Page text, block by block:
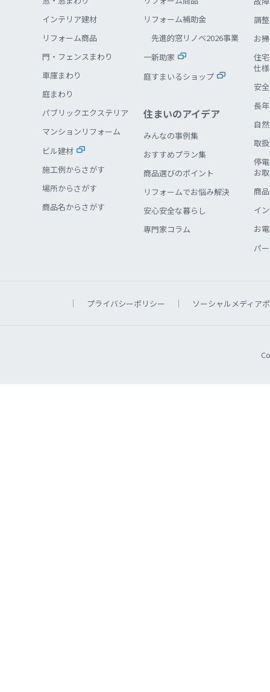
インテリア建材
リフォーム商品
門・フェンスまわり
車庫まわり
庭まわり
パブリックエクステリア
マンションリフォーム
ビル建材
施工例からさがす
場所からさがす
商品名からさがす
リフォーム補助金
先進的窓リノベ2026事業
一新助家
庭すまいるショップ
住まいのアイデア
みんなの事例集
おすすめプラン集
商品選びのポイント
リフォームでお悩み解決
安心安全な暮らし
専門家コラム
調
お
住
仕
安
長
自
取
停
お
商
イ
お
パ
プライバシーポリシー ソーシャルメディア